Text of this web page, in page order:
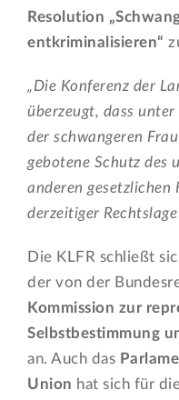
Resolution
entkriminalisieren“
„Die Konferenz der
überzeugt, dass
der schwangeren
gebotene Schutz des
anderen gesetzlichen
derzeitiger
Die KLFR schließt
der von der
Kommission zur
Selbstbestimmung
an. Auch das
Union hat sich für